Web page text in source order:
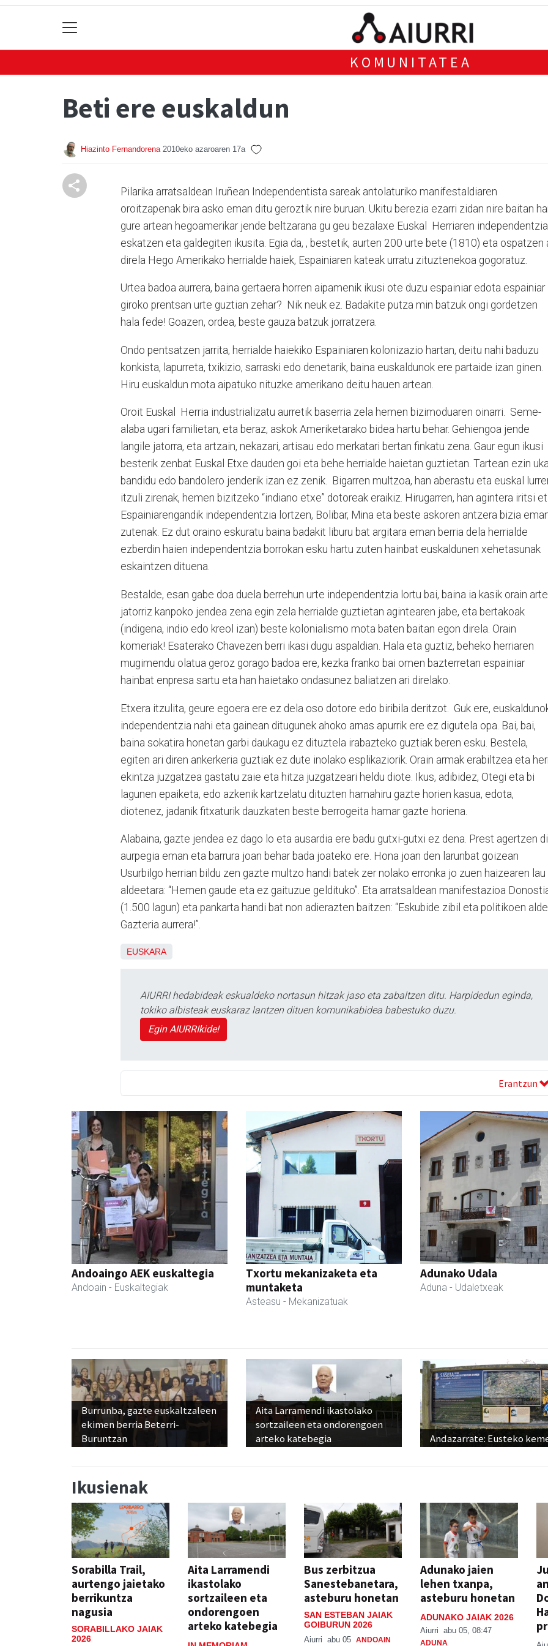
KOMUNITATEA
Beti ere euskaldun
Hiazinto Fernandorena 2010eko azaroaren 17a
Pilarika arratsaldean Iruñean Independentista sareak antolaturiko manifestaldiaren
oroitzapenak bira asko eman ditu geroztik nire buruan. Ukitu berezia ezarri zidan nire baitan
gure artean hegoamerikar jende beltzarana gu geu bezalaxe Euskal Herriaren independentzia
eskatzen eta galdegiten ikusita. Egia da, , bestetik, aurten 200 urte bete (1810) eta ospatzen
direla Hego Amerikako herrialde haiek, Espainiaren kateak urratu zituztenekoa gogoratuz.
Urtea badoa aurrera, baina gertaera horren aipamenik ikusi ote duzu espainiar edota espainiar
giroko prentsan urte guztian zehar? Nik neuk ez. Badakite putza min batzuk ongi gordetzen
hala fede! Goazen, ordea, beste gauza batzuk jorratzera.
Ondo pentsatzen jarrita, herrialde haiekiko Espainiaren kolonizazio hartan, deitu nahi baduzu
konkista, lapurreta, txikizio, sarraski edo denetarik, baina euskaldunok ere partaide izan ginen.
Hiru euskaldun mota aipatuko nituzke amerikano deitu hauen artean.
Oroit Euskal Herria industrializatu aurretik baserria zela hemen bizimoduaren oinarri. Seme-
alaba ugari familietan, eta beraz, askok Ameriketarako bidea hartu behar. Gehiengoa jende
langile jatorra, eta artzain, nekazari, artisau edo merkatari bertan finkatu zena. Gaur egun ikusi
besterik zenbat Euskal Etxe dauden goi eta behe herrialde haietan guztietan. Tartean ezin
bandidu edo bandolero jenderik izan ez zenik. Bigarren multzoa, han aberastu eta euskal
itzuli zirenak, hemen bizitzeko “indiano etxe” dotoreak eraikiz. Hirugarren, han agintera iritsi
Espainiarengandik independentzia lortzen, Bolibar, Mina eta beste askoren antzera bizia
zutenak. Ez dut oraino eskuratu baina badakit liburu bat argitara eman berria dela herrialde
ezberdin haien independentzia borrokan esku hartu zuten hainbat euskaldunen xehetasunak
eskaintzen dituena.
Bestalde, esan gabe doa duela berrehun urte independentzia lortu bai, baina ia kasik orain arte
jatorriz kanpoko jendea zena egin zela herrialde guztietan agintearen jabe, eta bertakoak
(indigena, indio edo kreol izan) beste kolonialismo mota baten baitan egon direla. Orain
komeriak! Esaterako Chavezen berri ikasi dugu aspaldian. Hala eta guztiz, beheko herriaren
mugimendu olatua geroz gorago badoa ere, kezka franko bai omen bazterretan espainiar
hainbat enpresa sartu eta han haietako ondasunez baliatzen ari direlako.
Etxera itzulita, geure egoera ere ez dela oso dotore edo biribila deritzot. Guk ere,
independentzia nahi eta gainean ditugunek ahoko arnas apurrik ere ez digutela opa. Bai, bai,
baina sokatira honetan garbi daukagu ez dituztela irabazteko guztiak beren esku. Bestela,
egiten ari diren ankerkeria guztiak ez dute inolako esplikaziorik. Orain armak erabiltzea eta
ekintza juzgatzea gastatu zaie eta hitza juzgatzeari heldu diote. Ikus, adibidez, Otegi eta bi
lagunen epaiketa, edo azkenik kartzelatu dituzten hamahiru gazte horien kasua, edota,
diotenez, jadanik fitxaturik dauzkaten beste berrogeita hamar gazte horiena.
Alabaina, gazte jendea ez dago lo eta ausardia ere badu gutxi-gutxi ez dena. Prest agertzen
aurpegia eman eta barrura joan behar bada joateko ere. Hona joan den larunbat goizean
Usurbilgo herrian bildu zen gazte multzo handi batek zer nolako erronka jo zuen haizearen lau
aldeetara: “Hemen gaude eta ez gaituzue geldituko”. Eta arratsaldean manifestazioa
(1.500 lagun) eta pankarta handi bat non adierazten baitzen: “Eskubide zibil eta politikoen
Gazteria aurrera!”.
EUSKARA
AIURRI hedabideak eskualdeko nortasun hitzak jaso eta zabaltzen ditu. Harpidedun eginda,
tokiko albisteak euskaraz lantzen dituen komunikabidea babestuko duzu.
Egin AIURRIkide!
Erantzun
Andoaingo AEK euskaltegia
Andoain - Euskaltegiak
Txortu mekanizaketa eta
muntaketa
Asteasu - Mekanizatuak
Adunako Udala
Aduna - Udaletxeak
Burrunba, gazte euskaltzaleen
ekimen berria Beterri-
Buruntzan
Aita Larramendi ikastolako
sortzaileen eta ondorengoen
arteko katebegia
Andazarrate: Eusteko
Ikusienak
Sorabilla Trail,
aurtengo jaietako
berrikuntza
nagusia
SORABILLAKO JAIAK
2026
Aita Larramendi
ikastolako
sortzaileen eta
ondorengoen
arteko katebegia
Bus zerbitzua
Sanestebanetara,
asteburu honetan
SAN ESTEBAN JAIAK
GOIBURUN 2026
Aiurri abu 05 ANDOAIN
Adunako jaien
lehen txanpa,
asteburu honetan
ADUNAKO JAIAK 2026
Aiurri abu 05, 08:47
ADUNA